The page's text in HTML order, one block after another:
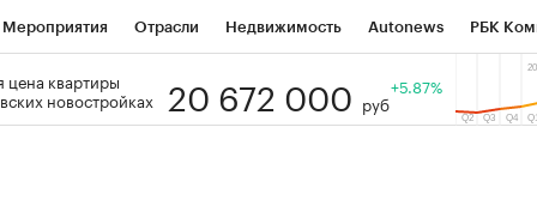
Мероприятия Отрасли Недвижимость Autonews РБК
РБК Образование Тренды
цена квартиры
новостройках
20 672 000 руб
+5.87%